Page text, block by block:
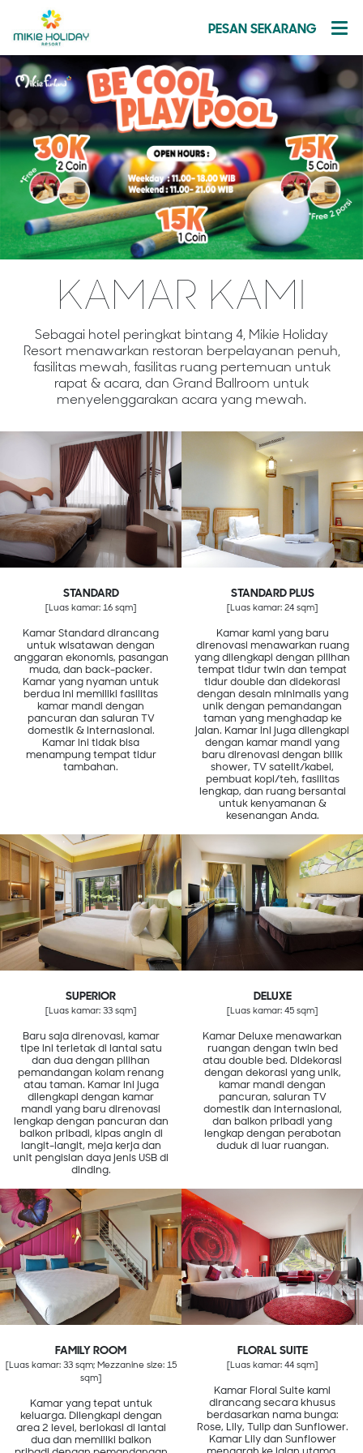
PESAN SEKARANG
KAMAR KAMI
Sebagai hotel peringkat bintang 4, Mikie Holiday
Resort menawarkan restoran berpelayanan penuh,
fasilitas mewah, fasilitas ruang pertemuan untuk
rapat & acara, dan Grand Ballroom untuk
menyelenggarakan acara yang mewah.
STANDARD
[Luas kamar: 16 sqm]
Kamar Standard dirancang
untuk wisatawan dengan
anggaran ekonomis, pasangan
muda, dan back-packer.
Kamar yang nyaman untuk
berdua ini memiliki fasilitas
kamar mandi dengan
pancuran dan saluran TV
domestik & internasional.
Kamar ini tidak bisa
menampung tempat tidur
tambahan.
STANDARD PLUS
[Luas kamar: 24 sqm]
Kamar kami yang baru
direnovasi menawarkan ruang
yang dilengkapi dengan pilihan
tempat tidur twin dan tempat
tidur double dan didekorasi
dengan desain minimalis yang
unik dengan pemandangan
taman yang menghadap ke
jalan. Kamar ini juga dilengkapi
dengan kamar mandi yang
baru direnovasi dengan bilik
shower, TV satelit/kabel,
pembuat kopi/teh, fasilitas
lengkap, dan ruang bersantai
untuk kenyamanan &
kesenangan Anda.
SUPERIOR
[Luas kamar: 33 sqm]
Baru saja direnovasi, kamar
tipe ini terletak di lantai satu
dan dua dengan pilihan
pemandangan kolam renang
atau taman. Kamar ini juga
dilengkapi dengan kamar
mandi yang baru direnovasi
lengkap dengan pancuran dan
balkon pribadi, kipas angin di
langit-langit, meja kerja dan
unit pengisian daya jenis USB di
dinding.
DELUXE
[Luas kamar: 45 sqm]
Kamar Deluxe menawarkan
ruangan dengan twin bed
atau double bed. Didekorasi
dengan dekorasi yang unik,
kamar mandi dengan
pancuran, saluran TV
domestik dan internasional,
dan balkon pribadi yang
lengkap dengan perabotan
duduk di luar ruangan.
FAMILY ROOM
[Luas kamar: 33 sqm; Mezzanine size: 15
sqm]
Kamar yang tepat untuk
keluarga. Dilengkapi dengan
area 2 level, berlokasi di lantai
dua dan memiliki balkon
FLORAL SUITE
[Luas kamar: 44 sqm]
Kamar Floral Suite kami
dirancang secara khusus
berdasarkan nama bunga:
Rose, Lily, Tulip dan Sunflower.
Kamar Lily dan Sunflower